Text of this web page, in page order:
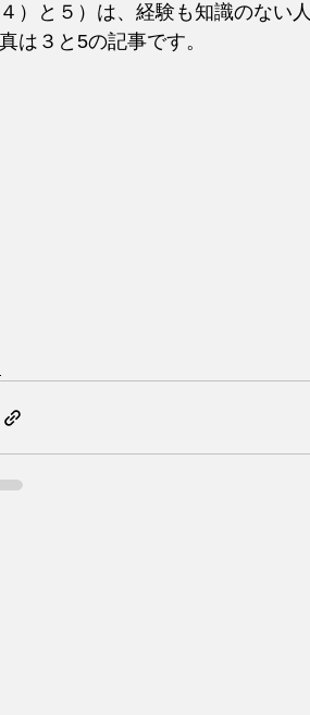
）と５）は、経験も知識のない
は３と5の記事です。